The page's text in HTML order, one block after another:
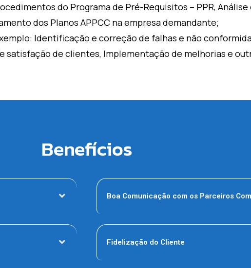
do Programa de Pré-Requisitos – PPR, Análise
dos Planos APPCC na empresa demandante;
Identificação e correção de falhas e não
satisfação de clientes, Implementação de melhorias e
Benefícios
Boa Comunicação com os Parceiros
Fidelização do Cliente